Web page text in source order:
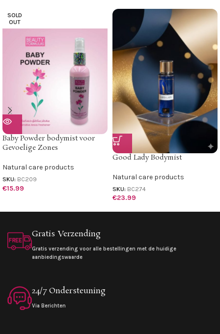
SOLD
OUT
Baby Powder bodymist voor
Gevoelige Zones
Natural care products
SKU: BC209
€15.99
Good Lady Bodymist
Natural care products
SKU: BC274
€23.99
Gratis Verzending
Gratis verzending voor alle bestellingen met de huidige
aanbiedingswaarde
24/7 Ondersteuning
Via Berichten